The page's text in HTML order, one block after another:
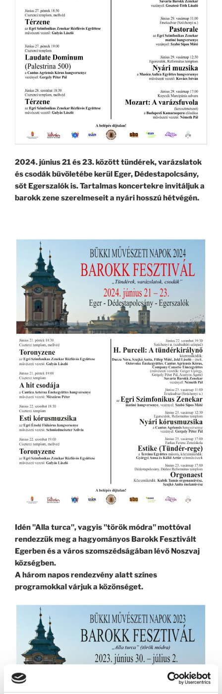
2024. június 21 és 23. között tündérek, varázslatok
és csodák bűvöletébe kerül Eger, Dédestapolcsány,
sőt Egerszalók is. Tartalmas koncertekre invitáljuk a
barokk zene szerelmeseit a nyári hosszú hétvégén.
Idén "Alla turca", vagyis "török módra" mottóval
rendezzük meg a hagyományos Barokk Fesztivált
Egerben és a város szomszédságában lévő Noszvaj
községben.
A három napos rendezvény alatt színes
programokkal várjuk a közönséget.